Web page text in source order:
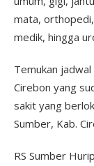
mata,
medik, hingga
Temukan
Cirebon yang
sakit yang
Sumber, Kab.
RS Sumber